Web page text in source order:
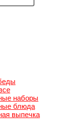
наборы
блюда
выпечка